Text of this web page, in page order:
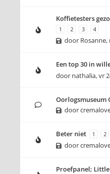
Koffietesters
1 2 3 4
door Rosanne,
Een top 30 in
door nathalia,vr
Oorlogsmuseum
door
Beter niet 1 2
door
Proefpanel;